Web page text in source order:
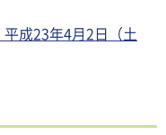
成23年4月2日（土